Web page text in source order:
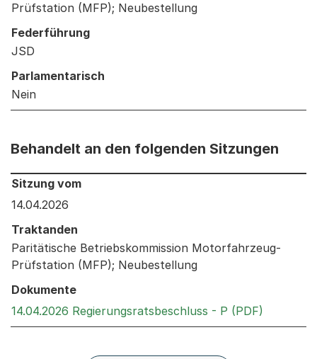
Prüfstation (MFP); Neubestellung
Federführung
JSD
Parlamentarisch
Nein
Behandelt an den folgenden Sitzungen
Behandelt an den folgenden Sitzungen: Informationen
Sitzung vom
14.04.2026
Traktanden
Paritätische Betriebskommission Motorfahrzeug-
Prüfstation (MFP); Neubestellung
Dokumente
14.04.2026 Regierungsratsbeschluss - P (PDF)